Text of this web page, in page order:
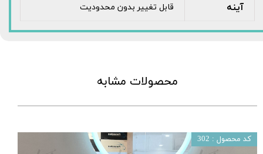
آینه قابل تغییر بدون محدودیت
محصولات مشابه
کد محصول : 302